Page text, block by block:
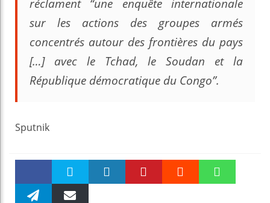
réclament “une enquête internationale
sur les actions des groupes armés
concentrés autour des frontières du pays
[…] avec le Tchad, le Soudan et la
République démocratique du Congo”.
Sputnik
Faceboo Twitter